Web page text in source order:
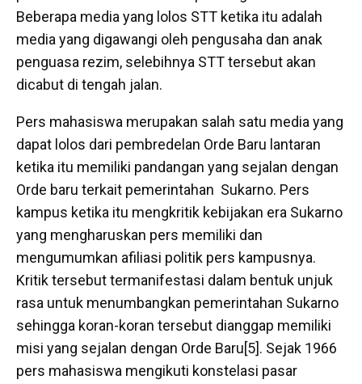
Beberapa media yang lolos STT ketika itu adalah
media yang digawangi oleh pengusaha dan anak
penguasa rezim, selebihnya STT tersebut akan
dicabut di tengah jalan.
Pers mahasiswa merupakan salah satu media yang
dapat lolos dari pembredelan Orde Baru lantaran
ketika itu memiliki pandangan yang sejalan dengan
Orde baru terkait pemerintahan Sukarno. Pers
kampus ketika itu mengkritik kebijakan era Sukarno
yang mengharuskan pers memiliki dan
mengumumkan afiliasi politik pers kampusnya.
Kritik tersebut termanifestasi dalam bentuk unjuk
rasa untuk menumbangkan pemerintahan Sukarno
sehingga koran-koran tersebut dianggap memiliki
misi yang sejalan dengan Orde Baru[5]. Sejak 1966
pers mahasiswa mengikuti konstelasi pasar